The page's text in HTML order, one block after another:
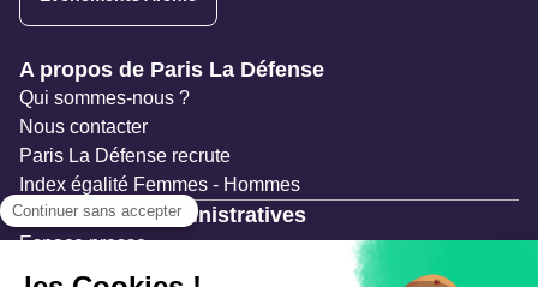
Navigation secondaire
A propos de Paris La Défense
Qui sommes-nous ?
Nous contacter
Paris La Défense recrute
Index égalité Femmes - Hommes
Ressources administratives
Espace presse
Documentation